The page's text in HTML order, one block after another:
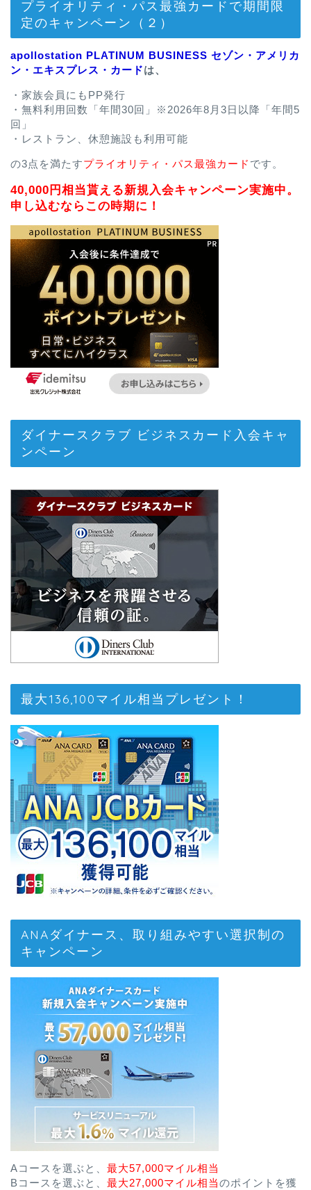
プライオリティ・パス最強カードで期間限
定のキャンペーン（２）
apollostation PLATINUM BUSINESS セゾン・アメリカ
ン・エキスプレス・カードは、
・家族会員にもPP発行
・無料利用回数「年間30回」※2026年8月3日以降「年間5
回」
・レストラン、休憩施設も利用可能
の3点を満たすプライオリティ・パス最強カード です。
40,000円相当貰える新規入会キャンペーン実施中。
申し込むならこの時期に！
ダイナースクラブ ビジネスカード入会キャ
ンペーン
最大136,100マイル相当プレゼント！
ANAダイナース、取り組みやすい選択制の
キャンペーン
Aコースを選ぶと、 最大57,000マイル相当
Bコースを選ぶと、 最大27,000マイル相当のポイントを獲